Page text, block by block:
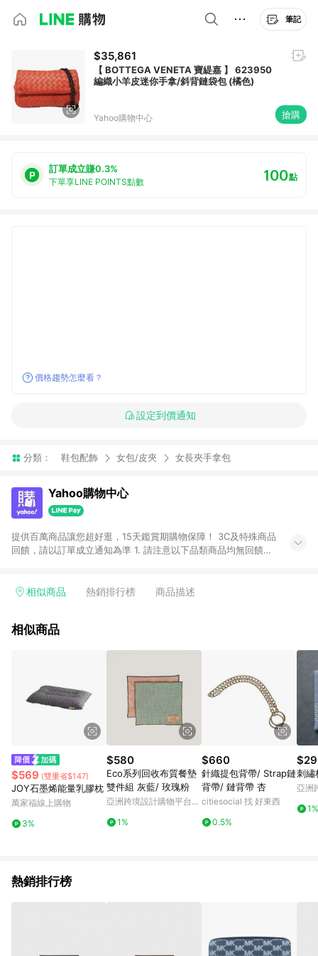
筆記
$35,861
【 BOTTEGA VENETA 寶緹嘉 】 623950
編織小羊皮迷你手拿/斜背鏈袋包 (橘色)
Yahoo購物中心 搶購
訂單成立賺0.3%
下單享LINE POINTS點數 100點
價格趨勢怎麼看？
設定到價通知
分類： 鞋包配飾 女包/皮夾 女長夾手拿包
Yahoo購物中心
提供百萬商品讓您超好逛，15天鑑賞期購物保障！ 3C及特殊商品
回饋，請以訂單成立通知為準 1. 請注意以下品類商品均無回饋：
電玩/遊戲/相機/單眼/鏡頭/拍立得 [2024/6/1起適用] -內接硬
的購回饋活動享Yahoo超贈點回饋者 - 購物中心商店之商品：商
有相關事證認定您為大宗採購、批發轉賣而非最終消費使用者，
相關認定以Yahoo購物中心之認定為準
相似商品 熱銷排行榜 商品描述
相似商品
$569 (雙重省$147)
JOY石墨烯能量乳膠枕
萬家福線上購物
3%
$580
Eco系列回收布質餐墊
雙件組 灰藍/ 玫瑰粉
亞洲跨境設計購物平台
1%
$660
針織提包背帶/ Strap鏈
背帶/ 鏈背帶 杏
citiesocial 找 好東西
0.5%
刺繡
亞洲
1%
熱銷排行榜